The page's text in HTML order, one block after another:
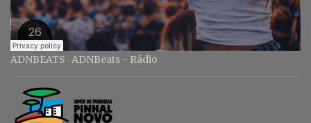
ADNBEATS · ADNBeats - Rádio